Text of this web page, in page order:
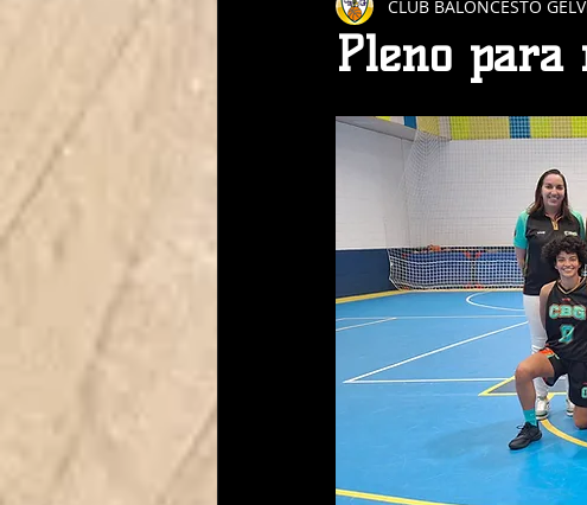
Pleno para
CLUB BALONCESTO